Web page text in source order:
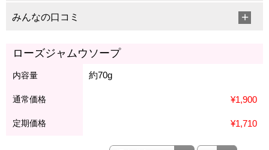
みんなの口コミ
ローズジャムウソープ
内容量 約70g
通常価格 ¥1,900
定期価格 ¥1,710